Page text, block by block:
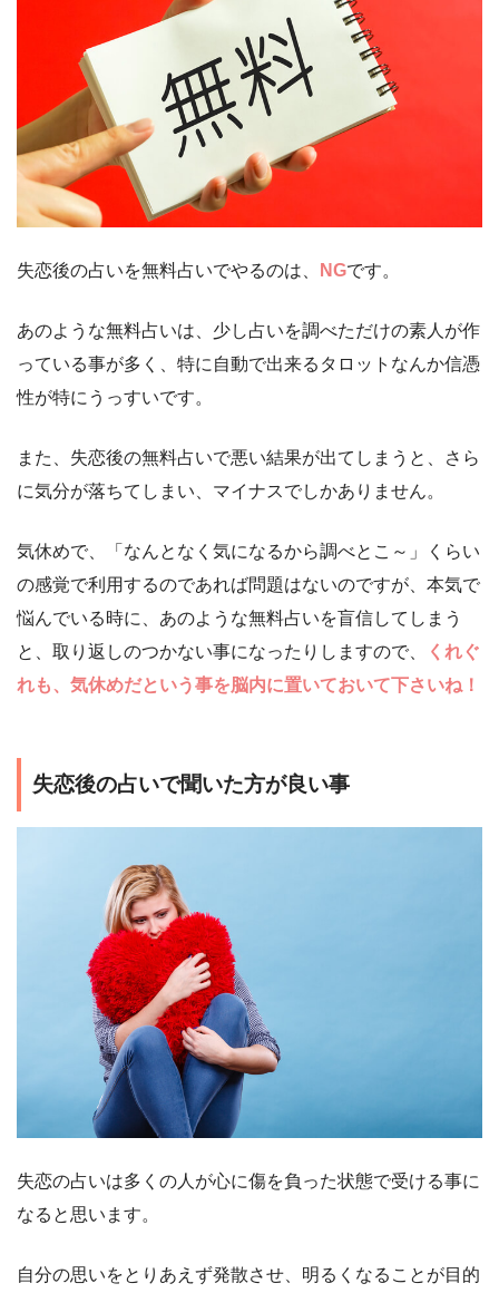
失恋後の占いを無料占いでやるのは、 NGです。
あのような無料占いは、少し占いを調べただけの素人が作
っている事が多く、特に自動で出来るタロットなんか信憑
性が特にうっすいです。
また、失恋後の無料占いで悪い結果が出てしまうと、さら
に気分が落ちてしまい、マイナスでしかありません。
気休めで、「なんとなく気になるから調べとこ～」くらい
の感覚で利用するのであれば問題はないのですが、本気で
悩んでいる時に、あのような無料占いを盲信してしまう
と、取り返しのつかない事になったりしますので、
くれぐ
れも、気休めだという事を脳内に置いておいて下さいね！
失恋後の占いで聞いた方が良い事
失恋の占いは多くの人が心に傷を負った状態で受ける事に
なると思います。
自分の思いをとりあえず発散させ、明るくなることが目的